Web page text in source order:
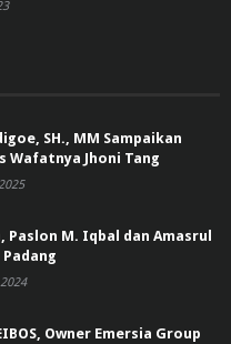
SH., MM Sampaikan
Wafatnya Jhoni Tang
Paslon M. Iqbal dan Amasrul
Owner Emersia Group